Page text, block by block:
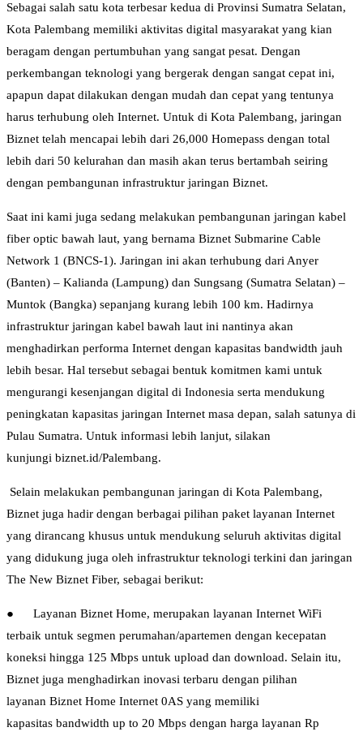
Sebagai salah satu kota terbesar kedua di Provinsi Sumatra Selatan,
Kota Palembang memiliki aktivitas digital masyarakat yang kian
beragam dengan pertumbuhan yang sangat pesat. Dengan
perkembangan teknologi yang bergerak dengan sangat cepat ini,
apapun dapat dilakukan dengan mudah dan cepat yang tentunya
harus terhubung oleh Internet. Untuk di Kota Palembang, jaringan
Biznet telah mencapai lebih dari 26,000 Homepass dengan total
lebih dari 50 kelurahan dan masih akan terus bertambah seiring
dengan pembangunan infrastruktur jaringan Biznet.
Saat ini kami juga sedang melakukan pembangunan jaringan kabel
fiber optic bawah laut, yang bernama Biznet Submarine Cable
Network 1 (BNCS-1). Jaringan ini akan terhubung dari Anyer
(Banten) – Kalianda (Lampung) dan Sungsang (Sumatra Selatan) –
Muntok (Bangka) sepanjang kurang lebih 100 km. Hadirnya
infrastruktur jaringan kabel bawah laut ini nantinya akan
menghadirkan performa Internet dengan kapasitas bandwidth jauh
lebih besar. Hal tersebut sebagai bentuk komitmen kami untuk
mengurangi kesenjangan digital di Indonesia serta mendukung
peningkatan kapasitas jaringan Internet masa depan, salah satunya di
Pulau Sumatra. Untuk informasi lebih lanjut, silakan
kunjungi biznet.id/Palembang.
Selain melakukan pembangunan jaringan di Kota Palembang,
Biznet juga hadir dengan berbagai pilihan paket layanan Internet
yang dirancang khusus untuk mendukung seluruh aktivitas digital
yang didukung juga oleh infrastruktur teknologi terkini dan jaringan
The New Biznet Fiber, sebagai berikut:
● Layanan Biznet Home, merupakan layanan Internet WiFi
terbaik untuk segmen perumahan/apartemen dengan kecepatan
koneksi hingga 125 Mbps untuk upload dan download. Selain itu,
Biznet juga menghadirkan inovasi terbaru dengan pilihan
layanan Biznet Home Internet 0AS yang memiliki
kapasitas bandwidth up to 20 Mbps dengan harga layanan Rp